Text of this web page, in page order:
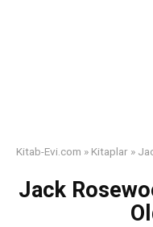
Kitab-Evi.com » Kitaplar »
Jack